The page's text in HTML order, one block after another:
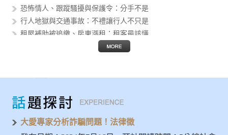
恐怖情人、跟蹤騷擾與保護令：分手不是
行人地獄與交通事故：不禮讓行人不只是
租屋補助被追繳、房東漲租：租客最該懂
個資外洩後的人生風險：身分證字號、護
發揮大愛精神避免被詐騙，徵信專家示警
女人容易被金錢詐騙？法律徵信專家分析
大愛專家分析詐騙問題！法律徵